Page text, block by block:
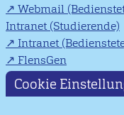
Webmail
Intranet (Studierende)
Intranet
FlensGen
Cookie